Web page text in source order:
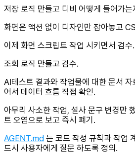
저장 로직 만들고 디비 어떻게 들어가는
화면은 액션 없이 디자인만 잡아놓고
이제 화면 스크립트 작업 시키면서 검수.
조회 로직 만들고 검수.
AI테스트 결과와 작업물에 대한 문서
어서 데이터 흐름 직접 확인.
아무리 사소한 작업, 설사 문구 변경만
트 오염으로 보고 즉시 폐기.
AGENT.md 는 코드 작성 규칙과 작업
드시 사용자에게 질문 하도록 정의.